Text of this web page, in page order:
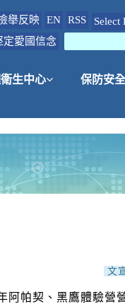
舉反映 EN RSS Select
定愛國信念
生中心 保防安全
文
阿帕契、黑鷹體驗營